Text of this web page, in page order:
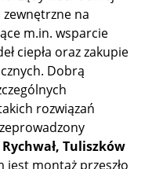
na
m.in. wsparcie
ciepła oraz zakupie
Dobrą
rozwiązań
Tuliszków
montaż przeszło